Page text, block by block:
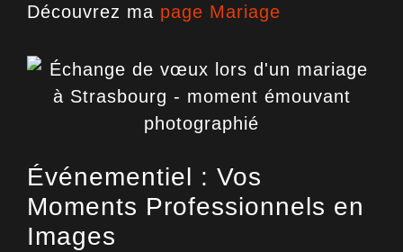
Découvrez ma page Mariage
Événementiel : Vos
Moments Professionnels en
Images